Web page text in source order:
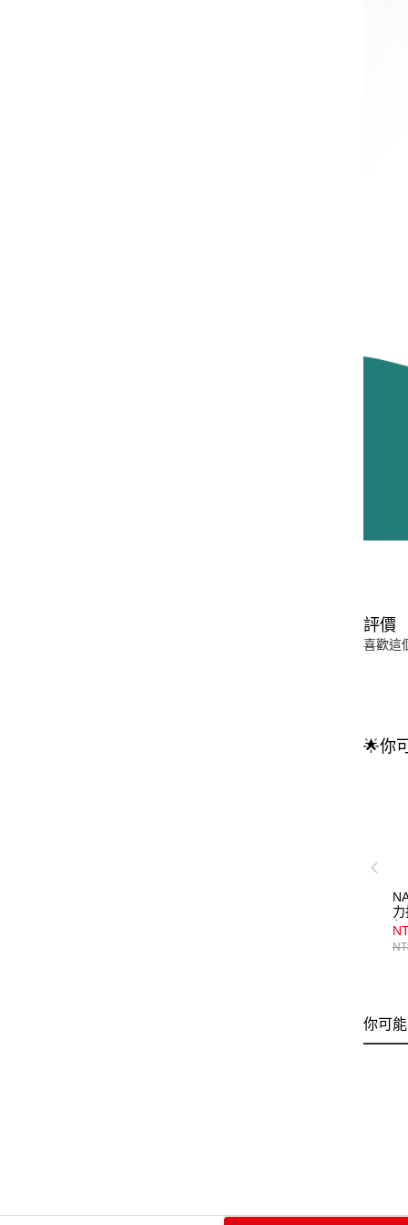
評價
喜歡這
🌟你
力
你可